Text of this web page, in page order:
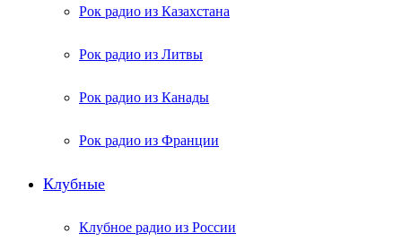
Рок радио из Казахстана
Рок радио из Литвы
Рок радио из Канады
Рок радио из Франции
Клубные
Клубное радио из России